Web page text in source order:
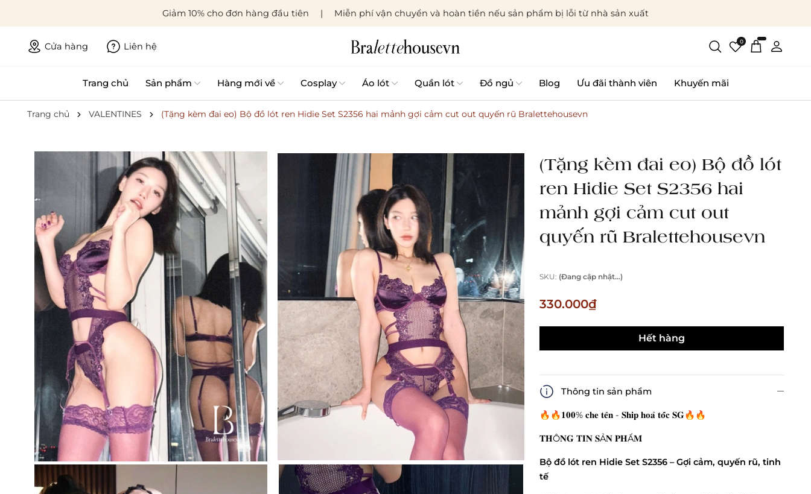
Giảm 10% cho đơn hàng đầu tiên Miễn phí vận chuyển và hoàn tiền nếu sản phẩm bị lỗi từ nhà sản xuất
Cửa hàng Liên hệ 0
Trang chủ Sản phẩm Hàng mới về Cosplay Áo lót Quần lót Đồ ngủ Blog Ưu đãi thành viên Khuyến mãi
Trang chủ VALENTINES (Tặng kèm đai eo) Bộ đồ lót ren Hidie Set S2356 hai mảnh gợi cảm cut out quyến rũ Bralettehousevn
(Tặng kèm đai eo) Bộ đồ lót
ren Hidie Set S2356 hai
mảnh gợi cảm cut out
quyến rũ Bralettehousevn
SKU: (Đang cập nhật...)
330.000₫
Hết hàng
Thông tin sản phẩm
🔥🔥𝟏𝟎𝟎% 𝐜𝐡𝐞 𝐭𝐞̂𝐧 - 𝐒𝐡𝐢𝐩 𝐡𝐨𝐚̉ 𝐭𝐨̂́𝐜 𝐒𝐆🔥🔥
𝐓𝐇Ô𝐍𝐆 𝐓𝐈𝐍 𝐒Ả𝐍 𝐏𝐇Ẩ𝐌
Bộ đồ lót ren Hidie Set S2356 – Gợi cảm, quyến rũ, tinh
tế